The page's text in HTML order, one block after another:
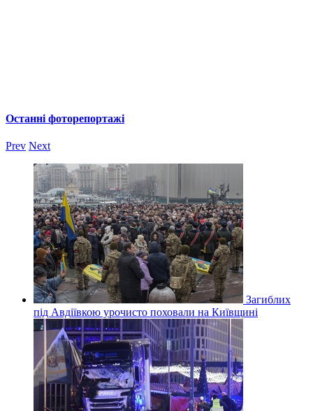
Останні фоторепортажі
Prev Next
Загиблих
під Авдіївкою урочисто поховали на Київщині